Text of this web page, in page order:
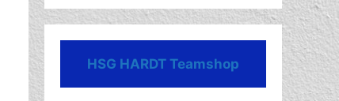
HSG HARDT Teamshop